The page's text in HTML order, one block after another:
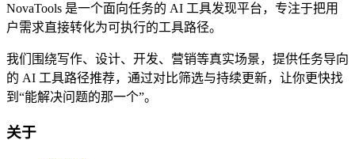
NovaTools 是一个面向任务的 AI 工具发现平台，专注于把用
户需求直接转化为可执行的工具路径。
我们围绕写作、设计、开发、营销等真实场景，提供任务导向
的 AI 工具路径推荐，通过对比筛选与持续更新，让你更快找
到“能解决问题的那一个”。
关于